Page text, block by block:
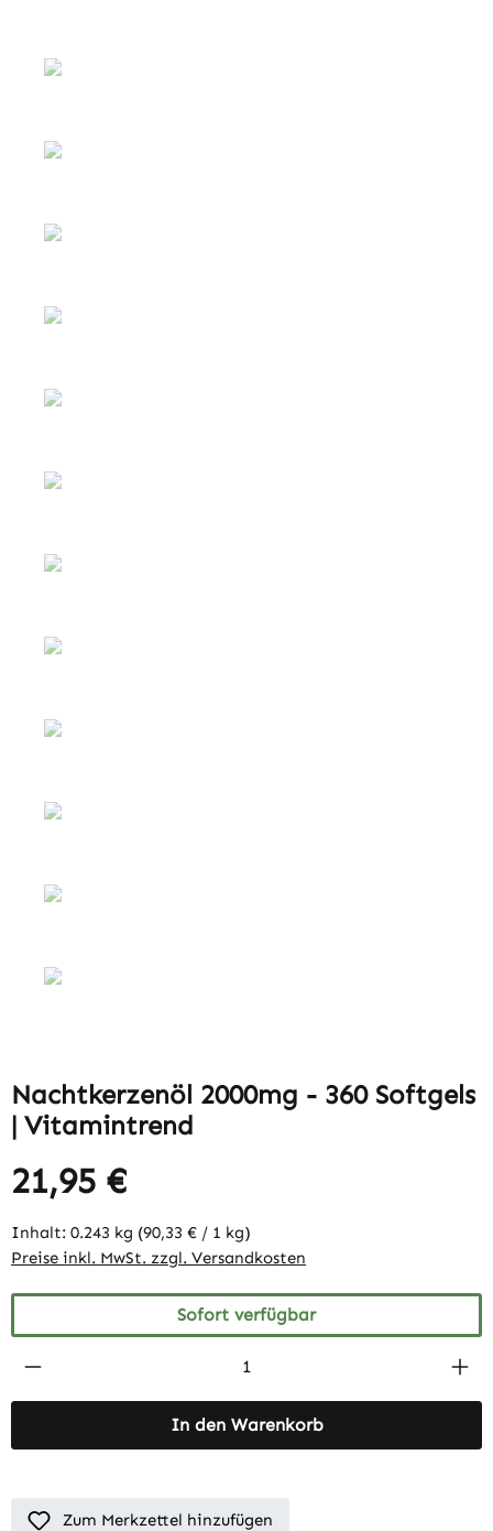
Nachtkerzenöl 2000mg - 360 Softgels
| Vitamintrend
21,95 €
Inhalt: 0.243 kg (90,33 € / 1 kg)
Preise inkl. MwSt. zzgl. Versandkosten
Sofort verfügbar
Produkt Anzahl: Gib den gewünschten
In den Warenkorb
Zum Merkzettel hinzufügen